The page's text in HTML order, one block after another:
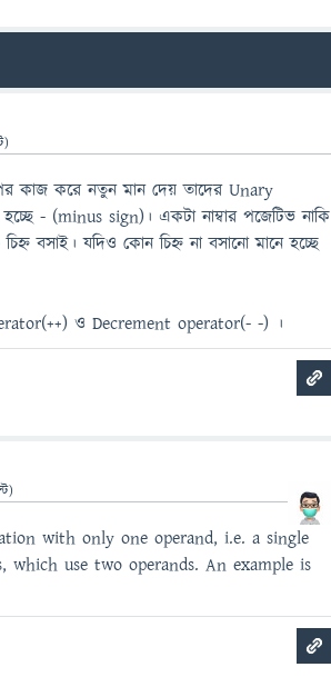
কাজ করে নতুন মান দেয় তাদের Unary
- (minus sign)। একটা নাম্বার পজেটিভ নাকি
বসাই। যদিও কোন চিহ্ন না বসানো মানে হচ্ছে
ও Decrement operator(- -) ।
with only one operand, i.e. a single
use two operands. An example is